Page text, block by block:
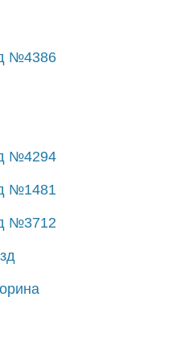
№4386
№4294
№1481
№3712